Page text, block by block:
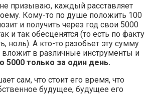
призываю, каждый расставляет
Кому-то по душе положить 100
и получить через год свои 5000
и так обесценятся (то есть по факту
ноль). А кто-то разобьет эту сумму
вложит в различные инструменты и
5000 только за один день.
сам, что стоит его время, что
будущее, будущее его